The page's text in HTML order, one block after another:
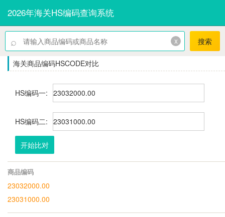
2026年海关HS编码查询系统
⌕ x 搜索
海关商品编码HSCODE对比
HS编码一:
HS编码二:
开始比对
商品编码
23032000.00
23031000.00